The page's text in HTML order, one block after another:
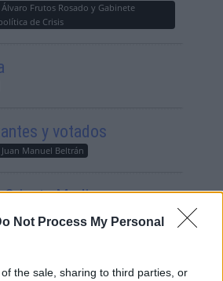
Not Process My Personal
the sale, sharing to third parties, or
Álvaro Frutos Rosado y Gabinete
de Crisis
y votados
Juan Manuel Beltrán
Medio:
Autoritario